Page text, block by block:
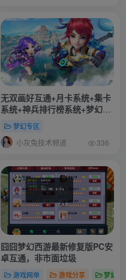
无双画好互通+月卡系统+集卡
系统+神兵排行榜系统+梦幻精
灵智能问答系统+双龙阵营+更
多功能自行体验+搭建教程+攻
略+源码
梦幻专区
小灰兔技术频道 336
囧囧梦幻西游最新修复版PC安
卓互通，非市面垃圾
游戏网单 游戏分享 梦幻专